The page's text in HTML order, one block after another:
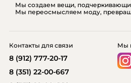
Мы создаем вещи,
Мы переосмысляем моду,
Мы
Контакты для связи
8 (912) 777-20-17
8 (351) 22-00-667